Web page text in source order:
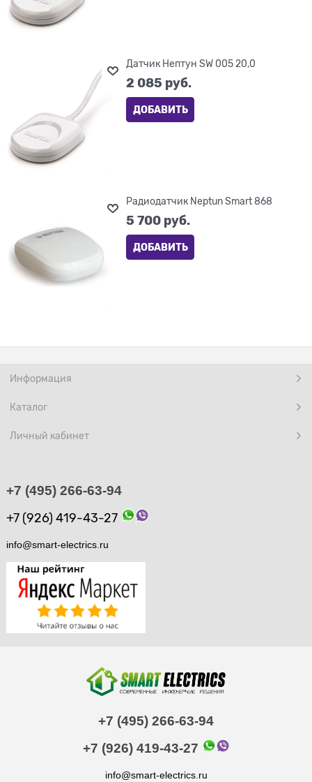
Датчик Нептун SW 005 20,0
2 085 руб.
ДОБАВИТЬ
Радиодатчик Neptun Smart 868
5 700 руб.
ДОБАВИТЬ
Информация
Каталог
Личный кабинет
+7 (495) 266-63-94
+7 (926) 419-43-27
info@smart-electrics.ru
+7 (495) 266-63-94
+7 (926) 419-43-27
info@smart-electrics.ru